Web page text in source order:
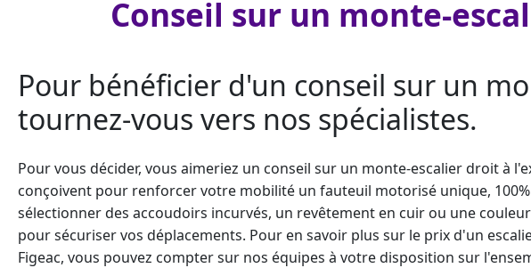
Conseil sur un monte-
Pour bénéficier d'un conseil sur un
tournez-vous vers nos spécialistes.
Pour vous décider, vous aimeriez un conseil sur un monte-escalier droità
conçoivent pour renforcer votre mobilité un fauteuil motorisé unique,
sélectionner des accoudoirs incurvés, un revêtement en cuir ou une
pour sécuriser vos déplacements. Pour en savoir plus sur le prix d'un
Figeac, vous pouvez compter sur nos équipes à votre disposition sur